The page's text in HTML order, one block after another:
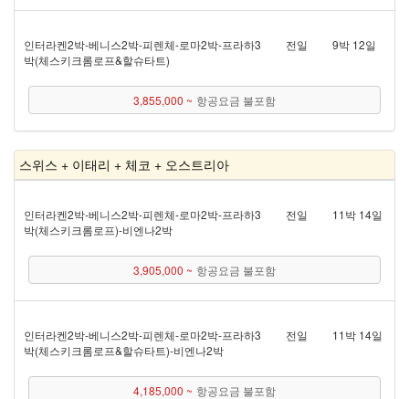
인터라켄 2박 - 베니스 2박 - 피렌체 - 로마 2박 - 프라하 3
박(체스키크롬로프&할슈타트)
전일 9박 12일
3,855,000 ~ 항공요금 불포함
스위스 + 이태리 + 체코 + 오스트리아
인터라켄 2박 - 베니스 2박 - 피렌체 - 로마 2박 - 프라하 3
박(체스키크롬로프) - 비엔나 2박
전일 11박 14일
3,905,000 ~ 항공요금 불포함
인터라켄 2박 - 베니스 2박 - 피렌체 - 로마 2박 - 프라하 3
박(체스키크롬로프&할슈타트) - 비엔나 2박
전일 11박 14일
4,185,000 ~ 항공요금 불포함